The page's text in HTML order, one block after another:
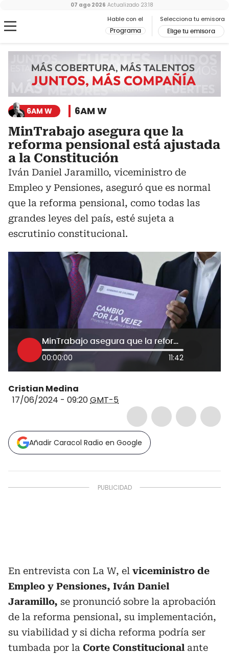
Hable con el
Programa
Selecciona tu emisora
Elige tu emisora
07 ago 2026 Actualizado 23:18
6AM W 6AM W
MinTrabajo asegura que la
reforma pensional está ajustada
a la Constitución
Iván Daniel Jaramillo, viceministro de
Empleo y Pensiones, aseguró que es normal
que la reforma pensional, como todas las
grandes leyes del país, esté sujeta a
escrutinio constitucional.
MinTrabajo asegura que la reforma pensional está ajustada a la Constitución
00:00:00 11:42
Cristian Medina
17/06/2024 - 09:20GMT-5
Añadir Caracol Radio en Google
En entrevista con La W, el viceministro de
Empleo y Pensiones, Iván Daniel
Jaramillo, se pronunció sobre la aprobación
de la reforma pensional, su implementación,
su viabilidad y si dicha reforma podría ser
tumbada por la Corte Constitucional ante